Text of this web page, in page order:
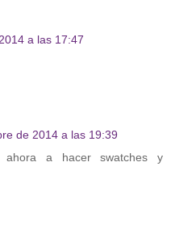
a las 17:47
de 2014 a las 19:39
ahora a hacer swatches y